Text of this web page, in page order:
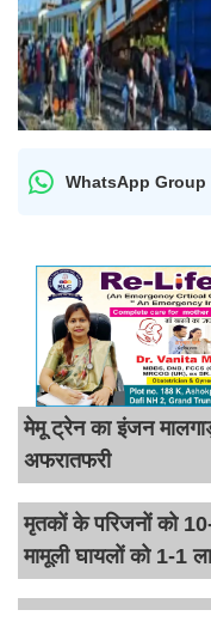
WhatsApp Group
मेमू ट्रेन का इंजन
अफरातफरी
मृतकों के परिजनों को
मामूली घायलों को 1-1